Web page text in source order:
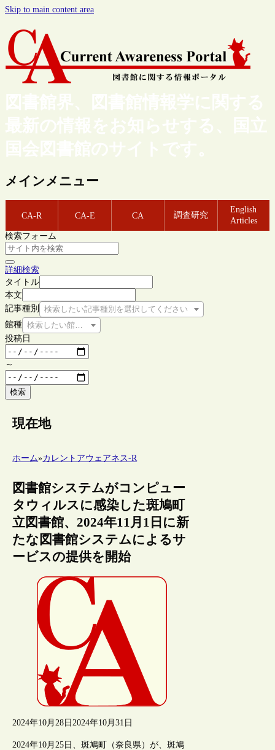
Skip to main content area
図書館界、図書館情報学に関する
最新の情報をお知らせする、国立
国会図書館のサイトです。
メインメニュー
CA-R CA-E CA 調査研究
English
Articles
検索フォーム
詳細検索
タイトル
本文
記事種別
検索したい記事種別を選択してください
館種 検索したい館種を選択してください
投稿日
～
検索
現在地
ホーム»カレントアウェアネス-R
図書館システムがコンピュー
タウィルスに感染した斑鳩町
立図書館、2024年11月1日に新
たな図書館システムによるサ
ービスの提供を開始
2024年10月28日 2024年10月31日
2024年10月25日、斑鳩町（奈良県）が、斑鳩